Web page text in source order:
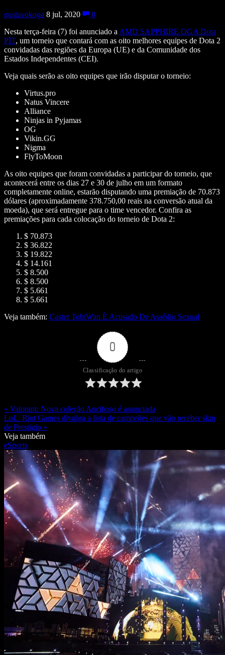
gustavokoga 8 jul, 2020
0
Nesta terça-feira (7) foi anunciado a AMD SAPPHIRE OGA Dota
PIT, um torneio que contará com as oito melhores equipes de Dota 2
convidadas das regiões da Europa (UE) e da Comunidade dos
Estados Independentes (CEI).
Veja quais serão as oito equipes que irão disputar o torneio:
Virtus.pro
Natus Vincere
Alliance
Ninjas in Pyjamas
OG
Vikin.GG
Nigma
FlyToMoon
As oito equipes que foram convidadas a participar do torneio, que
acontecerá entre os dias 27 e 30 de julho em um formato
completamente online, estarão disputando uma premiação de 70.873
dólares (aproximadamente 378.750,00 reais na conversão atual da
moeda), que será entregue para o time vencedor. Confira as
premiações para cada colocação do torneio de Dota 2:
$ 70.873
$ 36.822
$ 19.822
$ 14.161
$ 8.500
$ 8.500
$ 5.661
$ 5.661
Veja também: Caster TobiWan É Acusado De Assédio Sexual
0
Classificação do artigo
« Valorant: Nova coleção Ancifogo é anunciada
LoL: Riot Games divulga a lista de campeões que vão receber skin
de Prestigio »
Veja também
eSports